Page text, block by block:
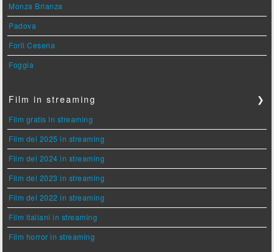
Monza Brianza
Padova
Forlì Cesena
Foggia
Film in streaming ❯
Film gratis in streaming
Film del 2025 in streaming
Film del 2024 in streaming
Film del 2023 in streaming
Film del 2022 in streaming
Film italiani in streaming
Film horror in streaming